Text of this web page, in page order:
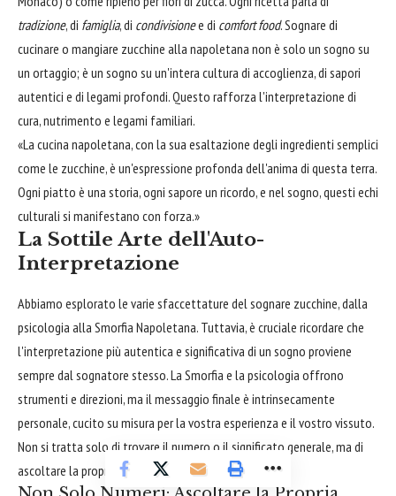
tradizione, di famiglia, di condivisionee di comfort food. Sognare di
cucinare o mangiare zucchine alla napoletana non è solo un sogno su
un ortaggio; è un sogno su un'intera cultura di accoglienza, di sapori
autentici e di legami profondi. Questo rafforza l'interpretazione di
cura, nutrimento e legami familiari.
«La cucina napoletana, con la sua esaltazione degli ingredienti semplici
come le zucchine, è un'espressione profonda dell'anima di questa terra.
Ogni piatto è una storia, ogni sapore un ricordo, e nel sogno, questi echi
culturali si manifestano con forza.»
La Sottile Arte dell'Auto-
Interpretazione
Abbiamo esplorato le varie sfaccettature del sognare zucchine, dalla
psicologia alla Smorfia Napoletana. Tuttavia, è cruciale ricordare che
l'interpretazione più autentica e significativa di un sogno proviene
sempre dal sognatore stesso. La Smorfia e la psicologia offrono
strumenti e direzioni, ma il messaggio finale è intrinsecamente
personale, cucito su misura per la vostra esperienza e il vostro vissuto.
Non si tratta solo di trovare il numero o il significato generale, ma di
ascoltare la propria voce interiore.